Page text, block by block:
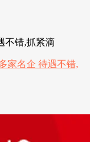
不错,抓紧滴